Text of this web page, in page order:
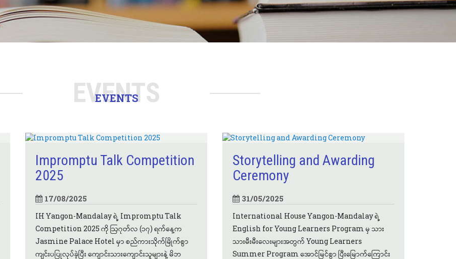
EVENTS
EVENTS
Impromptu Talk Competition
2025
17/08/2025
IH Yangon-Mandalay ရဲ့ Impromptu Talk
Competition 2025 ကို ဩဂုတ်လ (၁၇) ရက်နေ့က
Jasmine Palace Hotel မှာ စည်ကားသိုက်မြိုက်စွာ
ကျင်းပပြုလုပ်ခဲ့ပြီး ကျောင်းသားကျောင်းသူများနဲ့ မိဘ
Storytelling and Awarding
Ceremony
31/05/2025
International House Yangon-Mandalay ရဲ့
English for Young Learners Program မှ သား
သားမီးမီးလေးများအတွက် Young Learners
Summer Program အောင်မြင်စွာ ပြီးမြောက်ကြောင်း